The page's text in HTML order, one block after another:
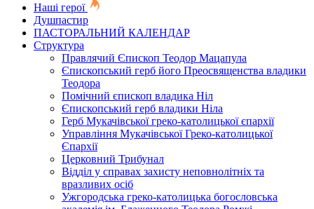
Наші герої
Душпастир
ПАСТОРАЛЬНИЙ КАЛЕНДАР
Структура
Правлячий Єпископ Теодор Мацапула
Єпископський герб його Преосвященства владики
Теодора
Помічний єпископ владика Ніл
Єпископський герб владики Ніла
Герб Мукачівської греко-католицької єпархії
Управління Мукачівської Греко-католицької
Єпархії
Церковний Трибунал
Відділ у справах захисту неповнолітніх та
вразливих осіб
Ужгородська греко-католицька богословська